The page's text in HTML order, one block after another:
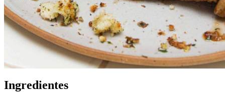
Ingredientes